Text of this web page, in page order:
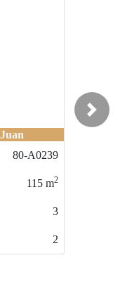
80-A0239
115 m2
3
2
Next